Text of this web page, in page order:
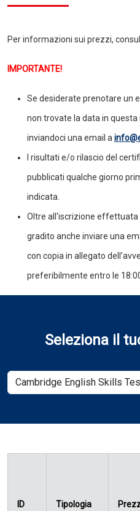
Per informazioni sui prezzi,
IMPORTANTE!
Se desiderate prenotare un
non trovate la data in
inviandoci una email a
I risultati e/o rilascio del
pubblicati qualche giorno
indicata.
Oltre all'iscrizione effettuata
gradito anche inviare una
con copia in allegato
preferibilmente entro le
Seleziona il
ID Tipologia